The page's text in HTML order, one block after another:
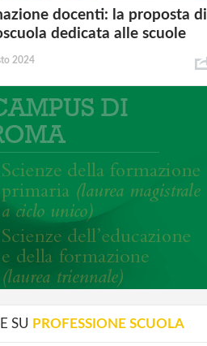
docenti: la proposta di
dedicata alle scuole
2024
SU PROFESSIONE SCUOLA